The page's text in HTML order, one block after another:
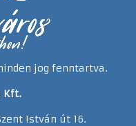
jog fenntartva.
Kft.
István út 16.